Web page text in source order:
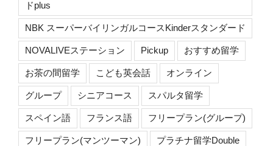
ドplus
NBK スーパーバイリンガルコースKinderスタンダード
NOVALIVEステーション Pickup おすすめ留学
お茶の間留学 こども英会話 オンライン
グループ シニアコース スパルタ留学
スペイン語 フランス語 フリープラン(グループ)
フリープラン(マンツーマン) プラチナ留学Double